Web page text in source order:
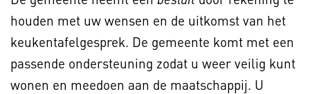
houden met uw wensen en de uitkomst van het
keukentafelgesprek. De gemeente komt met een
passende ondersteuning zodat u weer veilig kunt
wonen en meedoen aan de maatschappij. U